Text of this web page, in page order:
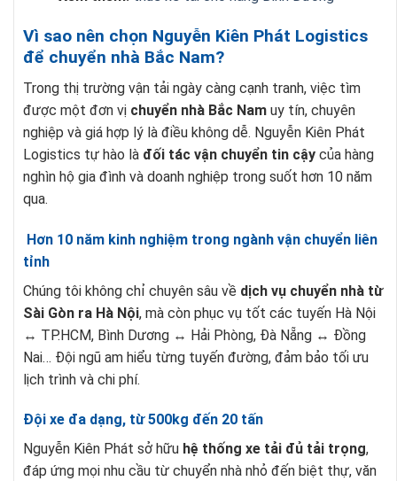
Vì sao nên chọn Nguyễn Kiên Phát Logistics
để chuyển nhà Bắc Nam?
Trong thị trường vận tải ngày càng cạnh tranh, việc tìm
được một đơn vị chuyển nhà Bắc Nam uy tín, chuyên
nghiệp và giá hợp lý là điều không dễ. Nguyễn Kiên Phát
Logistics tự hào là đối tác vận chuyển tin cậy của hàng
nghìn hộ gia đình và doanh nghiệp trong suốt hơn 10 năm
qua.
Hơn 10 năm kinh nghiệm trong ngành vận chuyển liên
tỉnh
Chúng tôi không chỉ chuyên sâu về dịch vụ chuyển nhà từ
Sài Gòn ra Hà Nội, mà còn phục vụ tốt các tuyến Hà Nội
↔ TP.HCM, Bình Dương ↔ Hải Phòng, Đà Nẵng ↔ Đồng
Nai… Đội ngũ am hiểu từng tuyến đường, đảm bảo tối ưu
lịch trình và chi phí.
Đội xe đa dạng, từ 500kg đến 20 tấn
Nguyễn Kiên Phát sở hữu hệ thống xe tải đủ tải trọng,
đáp ứng mọi nhu cầu từ chuyển nhà nhỏ đến biệt thự, văn